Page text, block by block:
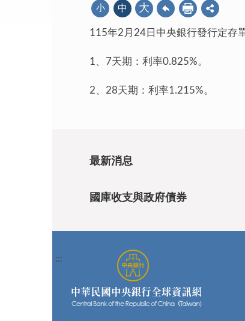
小 中 大
115年2月24日中央銀行發行定存
1、7天期：利率0.825%。
2、28天期：利率1.215%。
最新消息
國庫收支與政府債券
:::